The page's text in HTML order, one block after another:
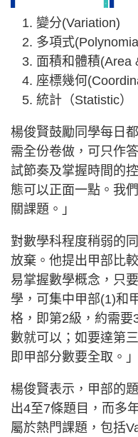
變分(Variation)
多項式
面積和體積(Area
座標幾何
統計（Statistic）
楊俊賢鼓勵同學每日
需全份卷做，可只作
試節奏及掌握時間的
態可以正面一點。我
關課題。」
對數學科程度稍弱的
放棄。他提出甲部比
易掌握數學概念，只
學，可集中甲部(1)和
格，即第2級，約需要
數就可以；如要達第
即甲部分數要全取。」
楊俊賢表示，甲部的
出4至7條題目，而多
屬於熱門課題，包括